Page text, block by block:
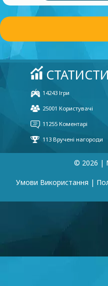
© 2026 |
Умови Використання |